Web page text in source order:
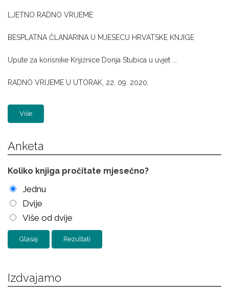
LJETNO RADNO VRIJEME
BESPLATNA ČLANARINA U MJESECU HRVATSKE KNJIGE
Upute za korisnike Knjižnice Donja Stubica u uvjet ...
RADNO VRIJEME U UTORAK, 22. 09. 2020.
Više
Anketa
Koliko knjiga pročitate mjesečno?
Jednu
Dvije
Više od dvije
Rezultati
Izdvajamo